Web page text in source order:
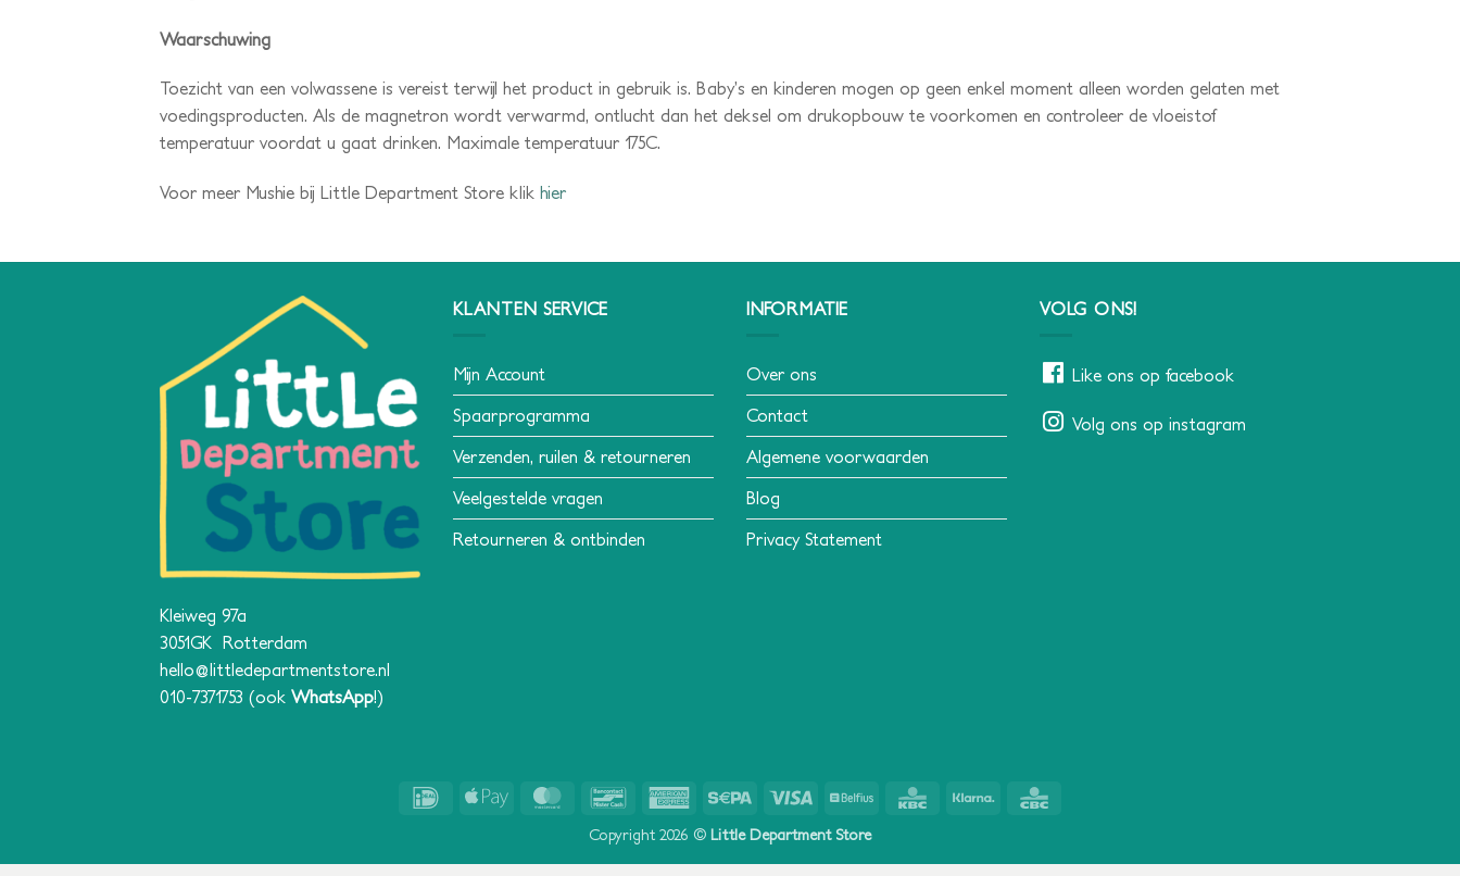
Waarschuwing
Toezicht van een volwassene is vereist terwijl het product in gebruik is. Baby’s en kinderen mogen op geen enkel moment alleen worden gelaten met
voedingsproducten. Als de magnetron wordt verwarmd, ontlucht dan het deksel om drukopbouw te voorkomen en controleer de vloeistof
temperatuur voordat u gaat drinken. Maximale temperatuur 175C.
Voor meer Mushie bij Little Department Store klik hier
Kleiweg 97a
3051GK Rotterdam
hello@littledepartmentstore.nl
010-7371753 (ook WhatsApp!)
KLANTEN SERVICE
Mijn Account
Spaarprogramma
Verzenden, ruilen & retourneren
Veelgestelde vragen
Retourneren & ontbinden
INFORMATIE
Over ons
Contact
Algemene voorwaarden
Blog
Privacy Statement
VOLG ONS!
Like ons op facebook
Volg ons op instagram
IDeal
Apple
MasterCardBancontactAmerican Sepa Visa Belfius KBC Klarna
Copyright 2026 © Little Department Store